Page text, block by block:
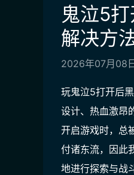
鬼泣5
解决方
2026年07月08
玩鬼泣5打开后
设计、热血激昂
开启游戏时，总
付诸东流，因此
地进行探索与战